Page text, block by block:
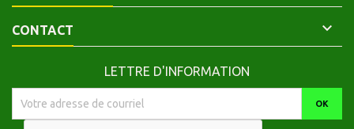
CONTACT 
LETTRE D'INFORMATION